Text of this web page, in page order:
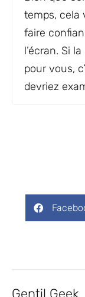
temps, cela
faire
l’écran. Si
pour vous,
devriez
Gentil Geek